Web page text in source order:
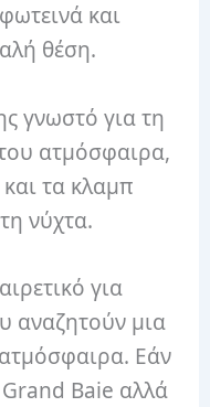
και
θέση.
γνωστό για τη
ατμόσφαιρα,
τα κλαμπ
νύχτα.
για
αναζητούν μια
Εάν
Grand Baie αλλά